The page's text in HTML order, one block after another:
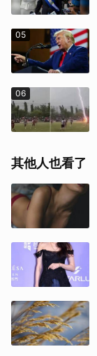
05
06
其他人也看了